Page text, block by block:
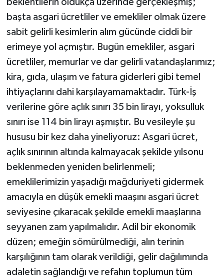
başta asgari ücretliler ve emekliler olmak üzere
sabit gelirli kesimlerin alım gücünde ciddi bir
erimeye yol açmıştır. Bugün emekliler, asgari
ücretliler, memurlar ve dar gelirli vatandaşlarımız;
kira, gıda, ulaşım ve fatura giderleri gibi temel
ihtiyaçlarını dahi karşılayamamaktadır. Türk-İş
verilerine göre açlık sınırı 35 bin lirayı, yoksulluk
sınırı ise 114 bin lirayı aşmıştır. Bu vesileyle şu
hususu bir kez daha yineliyoruz: Asgari ücret,
açlık sınırının altında kalmayacak şekilde yılsonu
beklenmeden yeniden belirlenmeli;
emeklilerimizin yaşadığı mağduriyeti gidermek
amacıyla en düşük emekli maaşını asgari ücret
seviyesine çıkaracak şekilde emekli maaşlarına
seyyanen zam yapılmalıdır. Adil bir ekonomik
düzen; emeğin sömürülmediği, alın terinin
karşılığının tam olarak verildiği, gelir dağılımında
adaletin sağlandığı ve refahın toplumun tüm